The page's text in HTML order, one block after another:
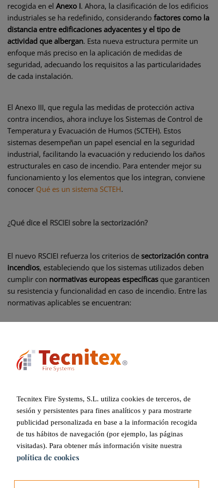
recogida en el Anexo I. Ahora, la clasificación de los edificios
industriales se ha redefinido, considerando factores como la
distancia entre edificaciones adyacentes y el tipo de
actividad que albergan. Esta nueva estructura permite un
enfoque más preciso en la aplicación de medidas de
seguridad, adecuando los requisitos a las particularidades
de cada instalación.
El Anexo III, que regula las medidas de protección activa
contra incendios, ahora incluye los Sistemas de Control de
Temperatura y Evacuación de Humos (SCTEH). Estos
sistemas desempeñan un papel esencial en la seguridad
industrial, facilitando la evacuación y reduciendo los daños
estructurales en caso de incendio. Para entender mejor su
funcionamiento y los elementos que los integran, conviene
conocer Qué es un sistema SCTEH.
¿Qué dice el RSCIEI sobre la sectorización?
El nuevo RSCIEI refuerza los criterios de sectorización contra
incendios, estableciendo que los sistemas utilizados deben
cumplir con normativas europeas específicas que garanticen
su resistencia y funcionalidad en caso de incendio. Entre las
normativas aplicables se encuentran:
ventanas practicables, asegurando su capacidad de
compartimentación.
ensayos de resistencia al fuego, permitiendo
extrapolar resultados en función de la configuración
del sistema.
UNE-EN 16034:Clave para el marcado CE de puertas y
cortinas cortafuegos, garantizando su idoneidad como
sistemas de compartimentación en distintos sectores
Tecnitex Fire Systems, S.L. utiliza cookies de terceros, de
sesión y persistentes para fines analíticos y para mostrarte
publicidad personalizada en base a la información recogida
de tus hábitos de navegación (por ejemplo, las páginas
visitadas). Para obtener más información visite nuestra
política de cookies